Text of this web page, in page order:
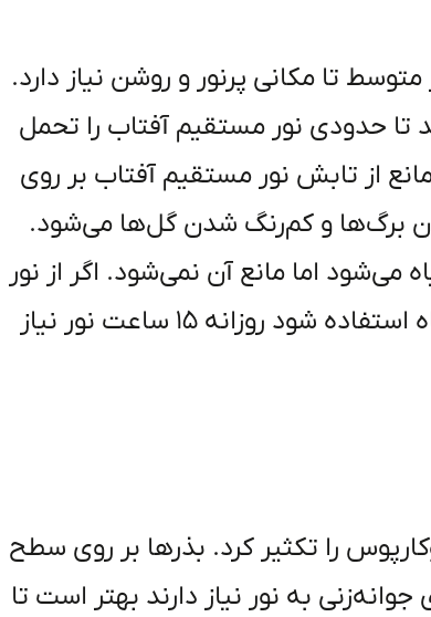
تا مکانی پرنور و روشن نیاز دارد.
تا حدودی نور مستقیم آفتاب را تحمل
از تابش نور مستقیم آفتاب بر روی
برگ‌ها و کم‌رنگ شدن گل‌ها می‌شود.
اما مانع آن نمی‌شود. اگر از نور
مصنوعی فلئورسنت برای تحریک گلدهی این گیاه استفاده شود روزانه ۱۵ ساعت نور نیاز
را تکثیر کرد. بذرها بر روی سطح
به نور نیاز دارند بهتر است تا